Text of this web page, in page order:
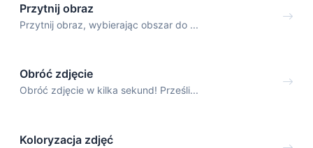
Przytnij obraz
Przytnij obraz, wybierając obszar do ...
Obróć zdjęcie
Obróć zdjęcie w kilka sekund! Prześli...
Koloryzacja zdjęć